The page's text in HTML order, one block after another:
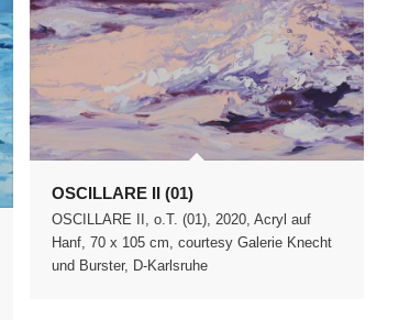
OSCILLARE II (01)
OSCILLARE II, o.T. (01), 2020, Acryl auf
Hanf, 70 x 105 cm, courtesy Galerie Knecht
und Burster, D-Karlsruhe